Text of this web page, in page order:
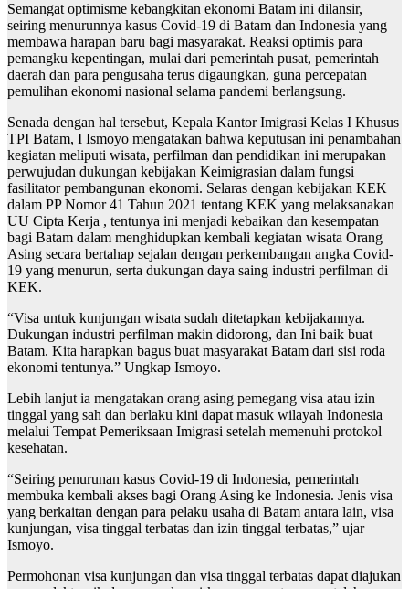
Semangat optimisme kebangkitan ekonomi Batam ini dilansir,
seiring menurunnya kasus Covid-19 di Batam dan Indonesia yang
membawa harapan baru bagi masyarakat. Reaksi optimis para
pemangku kepentingan, mulai dari pemerintah pusat, pemerintah
daerah dan para pengusaha terus digaungkan, guna percepatan
pemulihan ekonomi nasional selama pandemi berlangsung.
Senada dengan hal tersebut, Kepala Kantor Imigrasi Kelas I Khusus
TPI Batam, I Ismoyo mengatakan bahwa keputusan ini penambahan
kegiatan meliputi wisata, perfilman dan pendidikan ini merupakan
perwujudan dukungan kebijakan Keimigrasian dalam fungsi
fasilitator pembangunan ekonomi. Selaras dengan kebijakan KEK
dalam PP Nomor 41 Tahun 2021 tentang KEK yang melaksanakan
UU Cipta Kerja , tentunya ini menjadi kebaikan dan kesempatan
bagi Batam dalam menghidupkan kembali kegiatan wisata Orang
Asing secara bertahap sejalan dengan perkembangan angka Covid-
19 yang menurun, serta dukungan daya saing industri perfilman di
KEK.
“Visa untuk kunjungan wisata sudah ditetapkan kebijakannya.
Dukungan industri perfilman makin didorong, dan Ini baik buat
Batam. Kita harapkan bagus buat masyarakat Batam dari sisi roda
ekonomi tentunya.” Ungkap Ismoyo.
Lebih lanjut ia mengatakan orang asing pemegang visa atau izin
tinggal yang sah dan berlaku kini dapat masuk wilayah Indonesia
melalui Tempat Pemeriksaan Imigrasi setelah memenuhi protokol
kesehatan.
“Seiring penurunan kasus Covid-19 di Indonesia, pemerintah
membuka kembali akses bagi Orang Asing ke Indonesia. Jenis visa
yang berkaitan dengan para pelaku usaha di Batam antara lain, visa
kunjungan, visa tinggal terbatas dan izin tinggal terbatas,” ujar
Ismoyo.
Permohonan visa kunjungan dan visa tinggal terbatas dapat diajukan